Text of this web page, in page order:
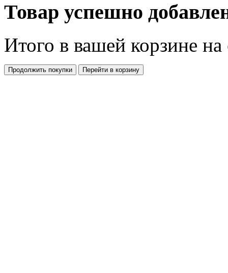
Товар успешно
Итого в вашей корзине
Продолжить покупки Перейти в корзину